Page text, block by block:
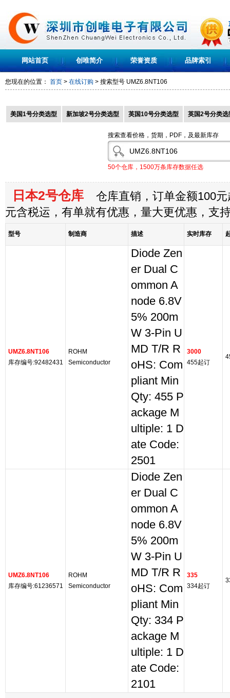
网站首页 创唯简介 荣誉资质 品牌索引
您现在的位置： 首页 > 在线订购 > 搜索型号 UMZ6.8NT106
美国1号分类选型 新加坡2号分类选型 英国10号分类选型 英国2号分类选
搜索查看价格，货期，PDF，及最新库存
50个仓库，1500万条库存数据任选
日本2号仓库 仓库直销，订单金额100元
元含税运，有单就有优惠，量大更优惠，支
型号 制造商 描述 实时库存
UMZ6.8NT106
库存编号:92482431
ROHM
Semiconductor
Diode Zen
er Dual C
ommon A
node 6.8V
5% 200m
W 3-Pin U
MD T/R R
oHS: Com
pliant Min
Qty: 455 P
ackage M
ultiple: 1 D
ate Code:
2501
3000
455起订
UMZ6.8NT106
库存编号:61236571
ROHM
Semiconductor
Diode Zen
er Dual C
ommon A
node 6.8V
5% 200m
W 3-Pin U
MD T/R R
oHS: Com
pliant Min
Qty: 334 P
ackage M
ultiple: 1 D
ate Code:
2101
335
334起订